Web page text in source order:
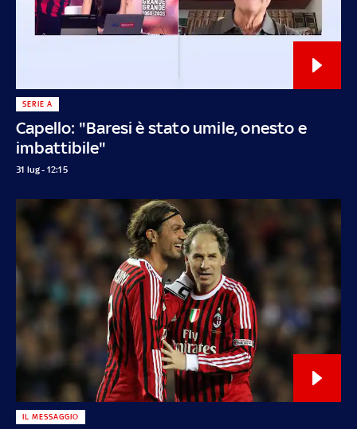
Capello: "Baresi è stato umile, onesto e
imbattibile"
SERIE A
31 lug - 12:15
IL MESSAGGIO